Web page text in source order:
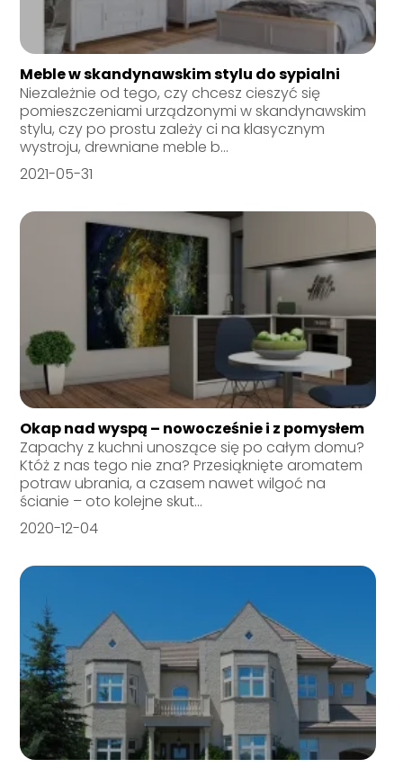
Meble w skandynawskim stylu do sypialni
Niezależnie od tego, czy chcesz cieszyć się
pomieszczeniami urządzonymi w skandynawskim
stylu, czy po prostu zależy ci na klasycznym
wystroju, drewniane meble b...
2021-05-31
Okap nad wyspą – nowocześnie i z pomysłem
Zapachy z kuchni unoszące się po całym domu?
Któż z nas tego nie zna? Przesiąknięte aromatem
potraw ubrania, a czasem nawet wilgoć na
ścianie – oto kolejne skut...
2020-12-04